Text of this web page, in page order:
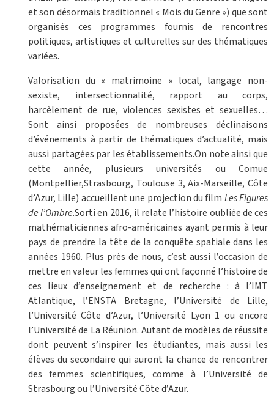
et son désormais traditionnel « Mois du Genre ») que sont
organisés ces programmes fournis de rencontres
politiques, artistiques et culturelles sur des thématiques
variées.
Valorisation du « matrimoine » local, langage non-
sexiste, intersectionnalité, rapport au corps,
harcèlement de rue, violences sexistes et sexuelles…
Sont ainsi proposées de nombreuses déclinaisons
d’événements à partir de thématiques d’actualité, mais
aussi partagées par les établissements.On note ainsi que
cette année, plusieurs universités ou Comue
(Montpellier,Strasbourg, Toulouse 3, Aix-Marseille, Côte
d’Azur, Lille) accueillent une projection du film Les Figures
de l’Ombre.Sorti en 2016, il relate l’histoire oubliée de ces
mathématiciennes afro-américaines ayant permis à leur
pays de prendre la tête de la conquête spatiale dans les
années 1960. Plus près de nous, c’est aussi l’occasion de
mettre en valeur les femmes qui ont façonné l’histoire de
ces lieux d’enseignement et de recherche : à l’IMT
Atlantique, l’ENSTA Bretagne, l’Université de Lille,
l’Université Côte d’Azur, l’Université Lyon 1 ou encore
l’Université de La Réunion. Autant de modèles de réussite
dont peuvent s’inspirer les étudiantes, mais aussi les
élèves du secondaire qui auront la chance de rencontrer
des femmes scientifiques, comme à l’Université de
Strasbourg ou l’Université Côte d’Azur.